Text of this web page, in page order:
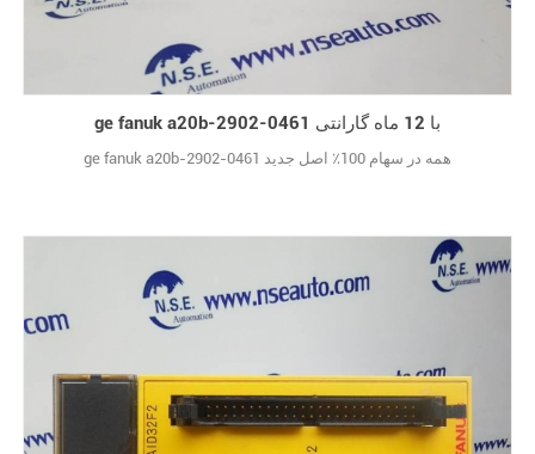
ge fanuk a20b-2902-0461 با 12 ماه گارانتی
ge fanuk a20b-2902-0461 همه در سهام 100٪ اصل جدید